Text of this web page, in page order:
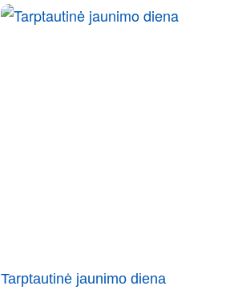
Tarptautinė jaunimo diena